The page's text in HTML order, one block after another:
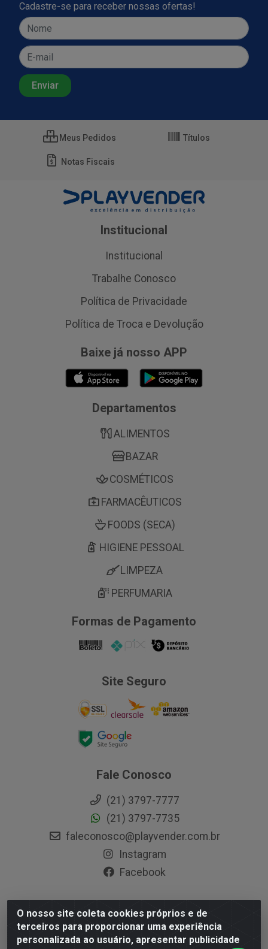
O nosso site coleta cookies próprios e de
terceiros para proporcionar uma experiência
personalizada ao usuário, apresentar publicidade
Cadastre-se para receber nossas ofertas!
Meus Pedidos Títulos
Notas Fiscais
Institucional
Institucional
Trabalhe Conosco
Política de Privacidade
Política de Troca e Devolução
Baixe já nosso APP
Departamentos
ALIMENTOS
BAZAR
COSMÉTICOS
FARMACÊUTICOS
FOODS (SECA)
HIGIENE PESSOAL
LIMPEZA
PERFUMARIA
Formas de Pagamento
Site Seguro
Fale Conosco
(21) 3797-7777
(21) 3797-7735
faleconosco@playvender.com.br
Instagram
Facebook
Playvender Distribuidora - Avenida Ana Dantas, 183-
Xerém - Duque de Caxias / RJ - CEP 25250-415 - CNPJ
05.762.204/0001-83